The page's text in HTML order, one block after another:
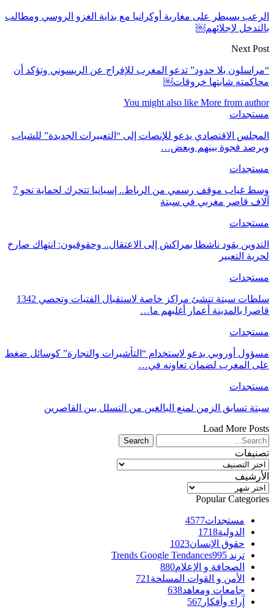
الرعب يسيطر على مغاربة أوكرانيا مع بداية الغزو الروسي ومطالب
بالتدخل لإجلائهم￼
Next Post
“مراسلون بلا حدود” تدعو المغرب للإفراج عن الريسوني وتؤكد أن
محاكمته شابتها خروقات￼
You might also like More from author
مستجدات
المجلس الاقتصادي يدعو للإنصات إلى “التعبيرات الجديدة” للشباب
ويرصد فجوة بينهم وبعض…
مستجدات
وسط غياب موقف رسمي من الرباط.. إسبانيا تتحرك لحماية نحو 7
آلاف قاصر مغربي في سبتة
مستجدات
التدوين يقود ناشطا بمراكش إلى الاعتقال.. وحقوقيون: انتهاك صارخ
لحرية التعبير
مستجدات
سلطات سبتة تنشئ مراكز خاصة لاستقبال الفتيات وتحصي 1342
قاصرا بالمدينة أعمار أغلبهم ما…
مستجدات
مسؤول أوروبي يدعو لاستخدام “التأشيرات والتجارة” كوسائل ضغط
على المغرب لضمان تعاونه في…
مستجدات
سبتة تسابق الزمن لمنع البالغين من التسلل بين القاصرين
Load More Posts
تصنيفات
تصنيفات
الأرشيف
الأرشيف
Popular Categories
مستجدات4577
الدولية1718
حقوق الإنسان1023
ترند Trends Google Tendances 995
الصحافة و الإعلام880
الأمن و القوات المسلحة 721
جامعات ومعاهد638
آراء وأفكار 567